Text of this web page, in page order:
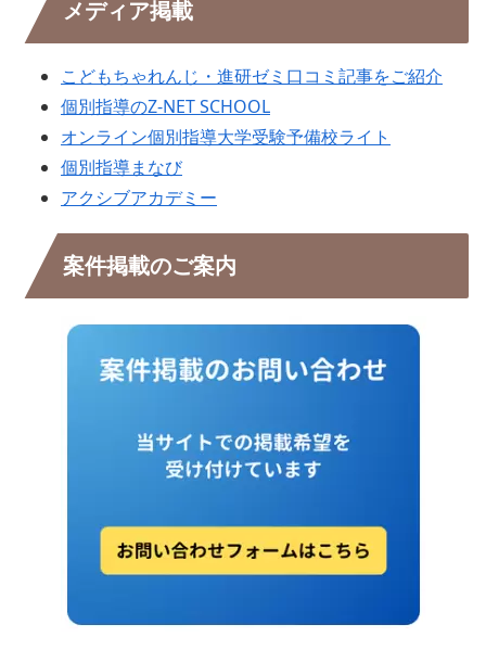
メディア掲載
こどもちゃれんじ・進研ゼミ口コミ記事をご紹介
個別指導のZ-NET SCHOOL
オンライン個別指導大学受験予備校ライト
個別指導まなび
アクシブアカデミー
案件掲載のご案内